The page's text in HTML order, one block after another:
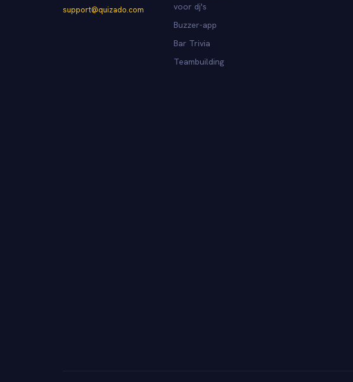
support@quizado.com
voor dj's
Buzzer-app
Bar Trivia
Teambuilding